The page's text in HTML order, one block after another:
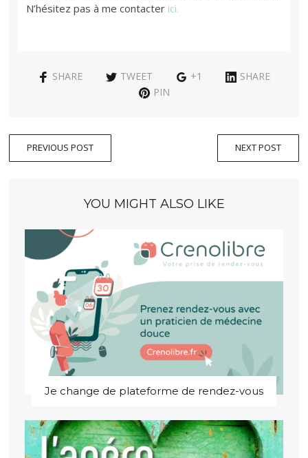
N’hésitez pas à me contacter ici.
SHARE TWEET +1
SHARE
PIN
PREVIOUS POST NEXT POST
YOU MIGHT ALSO LIKE
Je change de plateforme de rendez-vous